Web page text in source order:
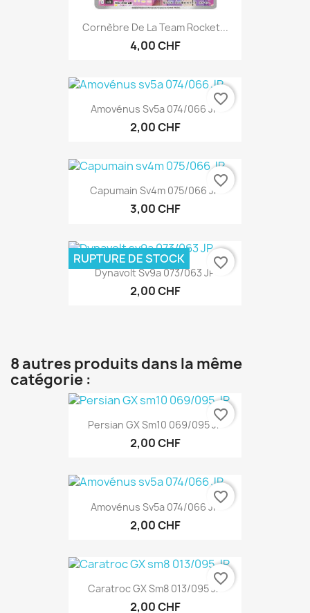
Cornèbre De La Team Rocket...
4,00 CHF
Amovénus Sv5a 074/066 JP
2,00 CHF
favorite_border
Capumain Sv4m 075/066 JP
3,00 CHF
favorite_border
Dynavolt Sv9a 073/063 JP
2,00 CHF
RUPTURE DE STOCK favorite_border
8 autres produits dans la même
catégorie :
Persian GX Sm10 069/095 JP
2,00 CHF
favorite_border
Amovénus Sv5a 074/066 JP
2,00 CHF
favorite_border
Caratroc GX Sm8 013/095 JP
2,00 CHF
favorite_border